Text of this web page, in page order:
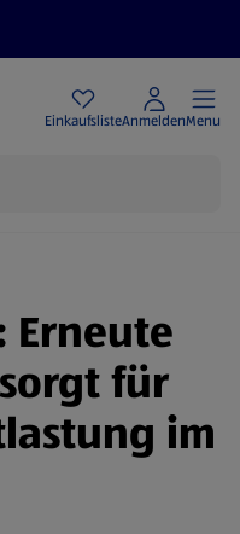
EinkaufslisteAnmeldenMenu
Erneute
für
im